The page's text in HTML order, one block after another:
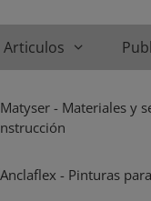
Articulos